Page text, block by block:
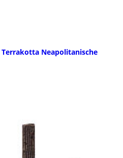
Neapolitanische